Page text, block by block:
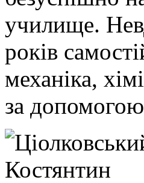
училище.
років
механіка,
за